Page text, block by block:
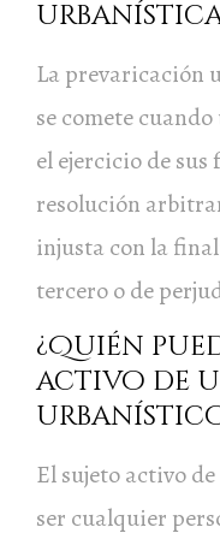
La prevaricación
se comete
el ejercicio de
resolución
injusta con la
tercero o de
¿Quién
activo de
El sujeto activo
ser cualquier